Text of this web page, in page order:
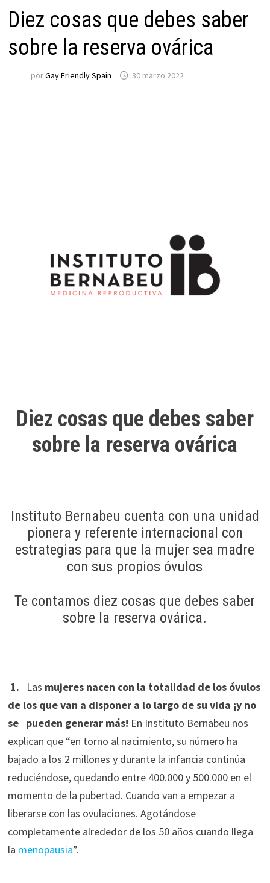
Diez cosas que debes saber
sobre la reserva ovárica
porGay Friendly Spain 30 marzo 2022
Diez cosas que debes saber
sobre la reserva ovárica
Instituto Bernabeu cuenta con una unidad
pionera y referente internacional con
estrategias para que la mujer sea madre
con sus propios óvulos
Te contamos diez cosas que debes saber
sobre la reserva ovárica.
1. Las mujeres nacen con la totalidad de los óvulos
de los que van a disponer a lo largo de su vida ¡y no
se pueden generar más! En Instituto Bernabeu nos
explican que “en torno al nacimiento, su número ha
bajado a los 2 millones y durante la infancia continúa
reduciéndose, quedando entre 400.000 y 500.000 en el
momento de la pubertad. Cuando van a empezar a
liberarse con las ovulaciones. Agotándose
completamente alrededor de los 50 años cuando llega
la menopausia”.